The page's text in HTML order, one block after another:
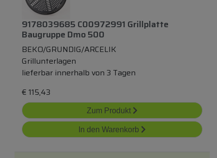
9178039685 C00972991 Grillplatte
Baugruppe Dmo 500
BEKO/GRUNDIG/ARCELIK
Grillunterlagen
lieferbar innerhalb von 3 Tagen
€ 115,43
Zum Produkt
In den Warenkorb